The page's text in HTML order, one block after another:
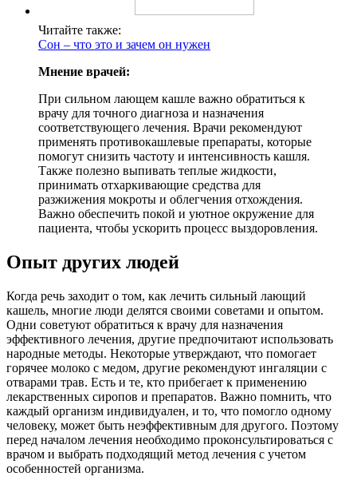
Читайте также:
Сон – что это и зачем он нужен
Мнение врачей:
При сильном лающем кашле важно обратиться к
врачу для точного диагноза и назначения
соответствующего лечения. Врачи рекомендуют
применять противокашлевые препараты, которые
помогут снизить частоту и интенсивность кашля.
Также полезно выпивать теплые жидкости,
принимать отхаркивающие средства для
разжижения мокроты и облегчения отхождения.
Важно обеспечить покой и уютное окружение для
пациента, чтобы ускорить процесс выздоровления.
Опыт других людей
Когда речь заходит о том, как лечить сильный лающий
кашель, многие люди делятся своими советами и опытом.
Одни советуют обратиться к врачу для назначения
эффективного лечения, другие предпочитают использовать
народные методы. Некоторые утверждают, что помогает
горячее молоко с медом, другие рекомендуют ингаляции с
отварами трав. Есть и те, кто прибегает к применению
лекарственных сиропов и препаратов. Важно помнить, что
каждый организм индивидуален, и то, что помогло одному
человеку, может быть неэффективным для другого. Поэтому
перед началом лечения необходимо проконсультироваться с
врачом и выбрать подходящий метод лечения с учетом
особенностей организма.